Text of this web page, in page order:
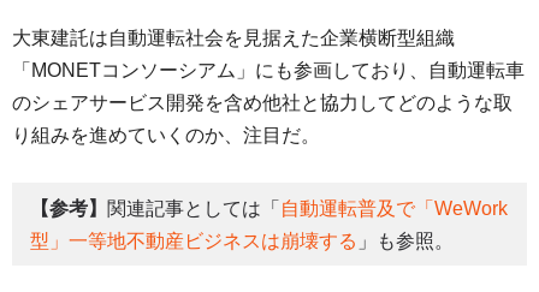
大東建託は自動運転社会を見据えた企業横断型組織
「MONETコンソーシアム」にも参画しており、自動運転車
のシェアサービス開発を含め他社と協力してどのような取
り組みを進めていくのか、注目だ。
【参考】 関連記事としては「 自動運転普及で「WeWork
型」一等地不動産ビジネスは崩壊する 」も参照。